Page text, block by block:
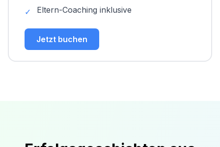
✓ Eltern-Coaching inklusive
Jetzt buchen